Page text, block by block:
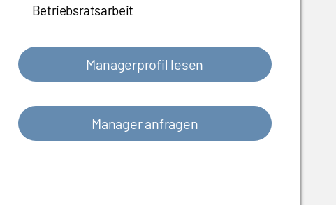
Betriebsratsarbeit
Managerprofil lesen
Manager anfragen